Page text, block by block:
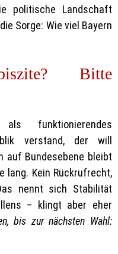
politische Landschaft
Sorge: Wie viel Bayern
Bitte
funktionierendes
verstand, der will
auf Bundesebene bleibt
lang. Kein Rückrufrecht,
nennt sich Stabilität
– klingt aber eher
bis zur nächsten Wahl: